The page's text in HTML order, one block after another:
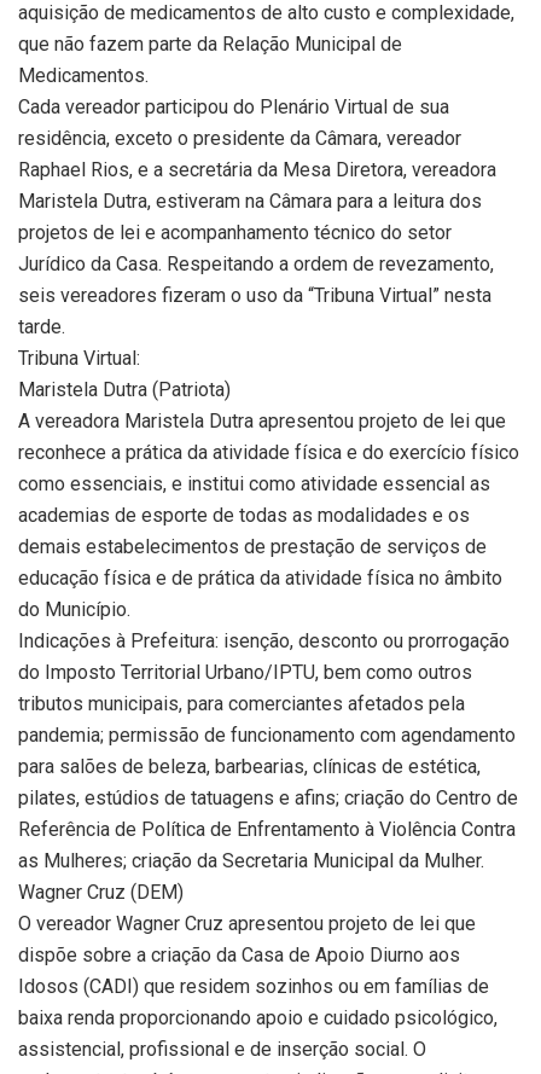
aquisição de medicamentos de alto custo e complexidade,
que não fazem parte da Relação Municipal de
Medicamentos.
Cada vereador participou do Plenário Virtual de sua
residência, exceto o presidente da Câmara, vereador
Raphael Rios, e a secretária da Mesa Diretora, vereadora
Maristela Dutra, estiveram na Câmara para a leitura dos
projetos de lei e acompanhamento técnico do setor
Jurídico da Casa. Respeitando a ordem de revezamento,
seis vereadores fizeram o uso da “Tribuna Virtual” nesta
tarde.
Tribuna Virtual:
Maristela Dutra (Patriota)
A vereadora Maristela Dutra apresentou projeto de lei que
reconhece a prática da atividade física e do exercício físico
como essenciais, e institui como atividade essencial as
academias de esporte de todas as modalidades e os
demais estabelecimentos de prestação de serviços de
educação física e de prática da atividade física no âmbito
do Município.
Indicações à Prefeitura: isenção, desconto ou prorrogação
do Imposto Territorial Urbano/IPTU, bem como outros
tributos municipais, para comerciantes afetados pela
pandemia; permissão de funcionamento com agendamento
para salões de beleza, barbearias, clínicas de estética,
pilates, estúdios de tatuagens e afins; criação do Centro de
Referência de Política de Enfrentamento à Violência Contra
as Mulheres; criação da Secretaria Municipal da Mulher.
Wagner Cruz (DEM)
O vereador Wagner Cruz apresentou projeto de lei que
dispõe sobre a criação da Casa de Apoio Diurno aos
Idosos (CADI) que residem sozinhos ou em famílias de
baixa renda proporcionando apoio e cuidado psicológico,
assistencial, profissional e de inserção social. O